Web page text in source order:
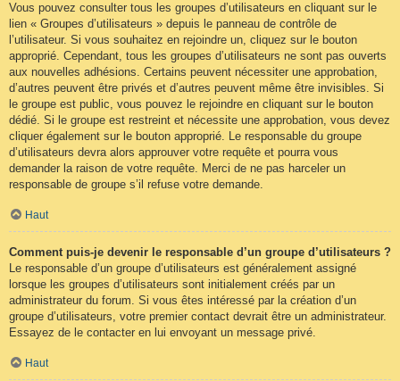
Vous pouvez consulter tous les groupes d’utilisateurs en cliquant sur le
lien « Groupes d’utilisateurs » depuis le panneau de contrôle de
l’utilisateur. Si vous souhaitez en rejoindre un, cliquez sur le bouton
approprié. Cependant, tous les groupes d’utilisateurs ne sont pas ouverts
aux nouvelles adhésions. Certains peuvent nécessiter une approbation,
d’autres peuvent être privés et d’autres peuvent même être invisibles. Si
le groupe est public, vous pouvez le rejoindre en cliquant sur le bouton
dédié. Si le groupe est restreint et nécessite une approbation, vous devez
cliquer également sur le bouton approprié. Le responsable du groupe
d’utilisateurs devra alors approuver votre requête et pourra vous
demander la raison de votre requête. Merci de ne pas harceler un
responsable de groupe s’il refuse votre demande.
Haut
Comment puis-je devenir le responsable d’un groupe d’utilisateurs ?
Le responsable d’un groupe d’utilisateurs est généralement assigné
lorsque les groupes d’utilisateurs sont initialement créés par un
administrateur du forum. Si vous êtes intéressé par la création d’un
groupe d’utilisateurs, votre premier contact devrait être un administrateur.
Essayez de le contacter en lui envoyant un message privé.
Haut